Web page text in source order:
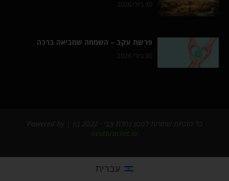
פרשת עקב – השמחה שמביאה ברכה
nextbracket.io
עברית